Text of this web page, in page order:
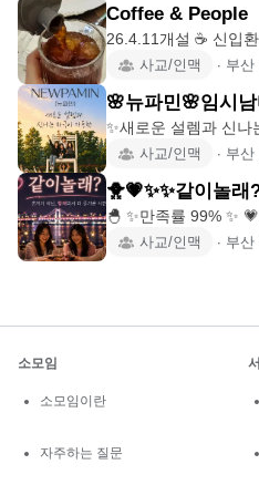
Coffee & People
26.4.11개설 ☕️ 신입환영✨️ 바쁜 일상 속에
춤이 필요
사교/인맥 ∙ 부산
🌸뉴파민🌸임시
✨새로운 설렘과 신나는 자
DOPAMINE💥
사교/인맥 ∙ 부산
🐥💗✨✨같이놀래
🐣 ✨만족률 99% ✨ 💗2030💗 🌈26.07.09 🔥👠신생이
라 자 사교/인맥 ∙ 부산
소모임
소모임이란
자주하는 질문